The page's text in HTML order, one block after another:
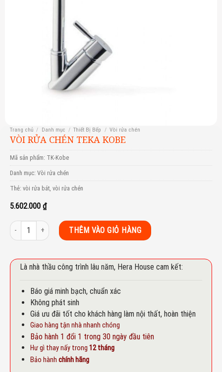
Trang chủ / Danh mục / Thiết Bị Bếp / Vòi rửa chén
VÒI RỬA CHÉN TEKA KOBE
Mã sản phẩm: TK-Kobe
Danh mục: Vòi rửa chén
Thẻ: vòi rửa bát, vòi rửa chén
5.602.000 ₫
Vòi rửa chén Teka Kobe số lượngTHÊM VÀO GIỎ HÀNG
Là nhà thầu công trình lâu năm, Hera House cam kết:
Báo giá minh bạch, chuẩn xác
Không phát sinh
Giá ưu đãi tốt cho khách hàng làm nội thất, hoàn thiện
Giao hàng tận nhà nhanh chóng
Bảo hành 1 đổi 1 trong 30 ngày đầu tiên
Hư gì thay nấy trong 12 tháng
Bảo hành chính hãng